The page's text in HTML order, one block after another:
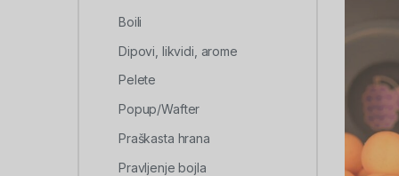
Boili
Dipovi, likvidi, arome
Pelete
Popup/Wafter
Praškasta hrana
Pravljenje bojla